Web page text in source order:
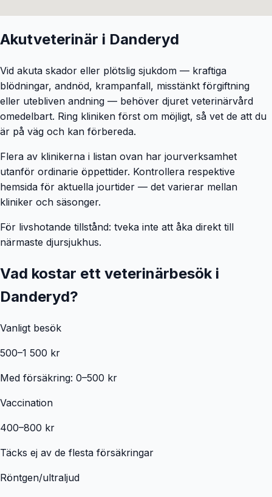
Akutveterinär i Danderyd
Vid akuta skador eller plötslig sjukdom — kraftiga
blödningar, andnöd, krampanfall, misstänkt förgiftning
eller utebliven andning — behöver djuret veterinärvård
omedelbart. Ring kliniken först om möjligt, så vet de att du
är på väg och kan förbereda.
Flera av klinikerna i listan ovan har jourverksamhet
utanför ordinarie öppettider. Kontrollera respektive
hemsida för aktuella jourtider — det varierar mellan
kliniker och säsonger.
För livshotande tillstånd: tveka inte att åka direkt till
närmaste djursjukhus.
Vad kostar ett veterinärbesök i
Danderyd?
Vanligt besök
500–1 500 kr
Med försäkring: 0–500 kr
Vaccination
400–800 kr
Täcks ej av de flesta försäkringar
Röntgen/ultraljud